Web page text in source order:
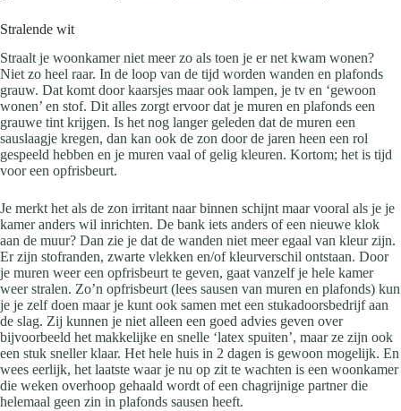
Stralende wit
Straalt je woonkamer niet meer zo als toen je er net kwam wonen?
Niet zo heel raar. In de loop van de tijd worden wanden en plafonds
grauw. Dat komt door kaarsjes maar ook lampen, je tv en ‘gewoon
wonen’ en stof. Dit alles zorgt ervoor dat je muren en plafonds een
grauwe tint krijgen. Is het nog langer geleden dat de muren een
sauslaagje kregen, dan kan ook de zon door de jaren heen een rol
gespeeld hebben en je muren vaal of gelig kleuren. Kortom; het is tijd
voor een opfrisbeurt.
Je merkt het als de zon irritant naar binnen schijnt maar vooral als je je
kamer anders wil inrichten. De bank iets anders of een nieuwe klok
aan de muur? Dan zie je dat de wanden niet meer egaal van kleur zijn.
Er zijn stofranden, zwarte vlekken en/of kleurverschil ontstaan. Door
je muren weer een opfrisbeurt te geven, gaat vanzelf je hele kamer
weer stralen. Zo’n opfrisbeurt (lees sausen van muren en plafonds) kun
je je zelf doen maar je kunt ook samen met een stukadoorsbedrijf aan
de slag. Zij kunnen je niet alleen een goed advies geven over
bijvoorbeeld het makkelijke en snelle ‘latex spuiten’, maar ze zijn ook
een stuk sneller klaar. Het hele huis in 2 dagen is gewoon mogelijk. En
wees eerlijk, het laatste waar je nu op zit te wachten is een woonkamer
die weken overhoop gehaald wordt of een chagrijnige partner die
helemaal geen zin in plafonds sausen heeft.